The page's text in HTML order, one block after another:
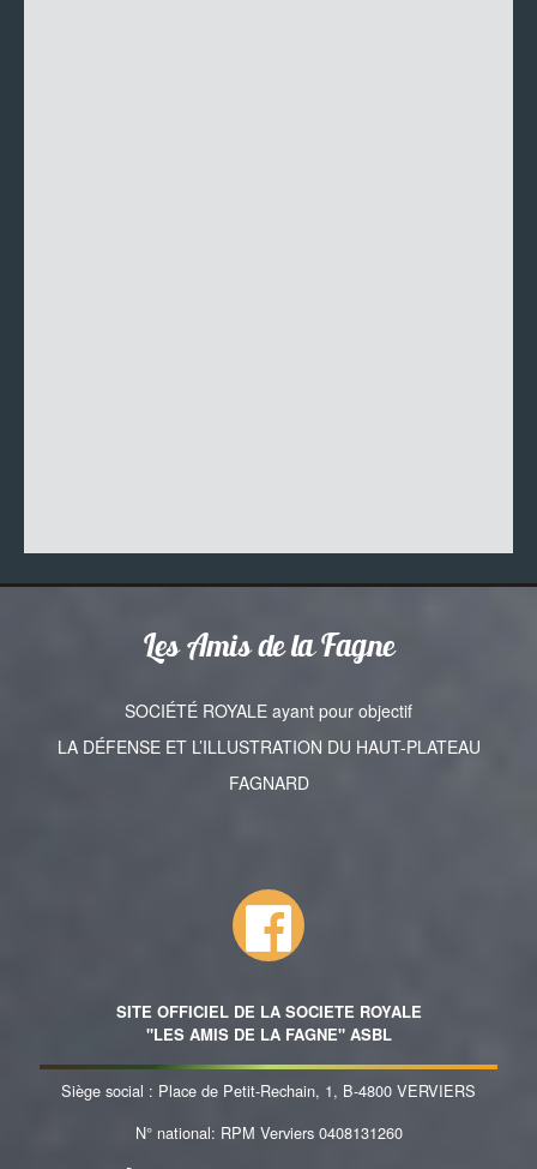
Les Amis de la Fagne
SOCIÉTÉ ROYALE ayant pour objectif
LA DÉFENSE ET L’ILLUSTRATION DU HAUT-PLATEAU
FAGNARD
SITE OFFICIEL DE LA SOCIETE ROYALE
"LES AMIS DE LA FAGNE" ASBL
Siège social : Place de Petit-Rechain, 1, B-4800 VERVIERS
N° national: RPM Verviers 0408131260